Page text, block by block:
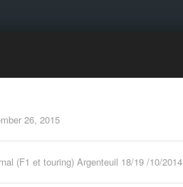
26, 2015
(F1 et touring) Argenteuil 18/19 /10/2014